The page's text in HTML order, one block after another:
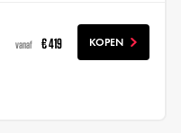
vanaf € 419 KOPEN